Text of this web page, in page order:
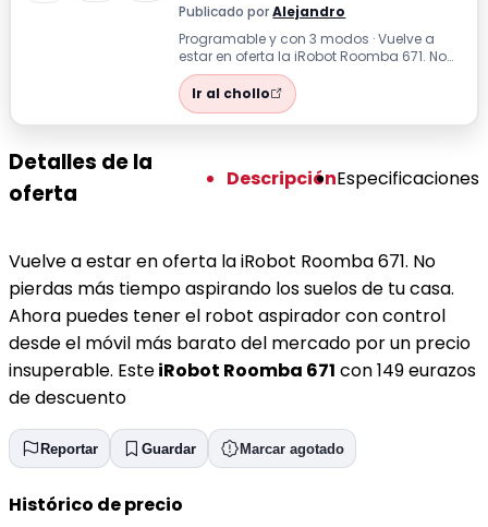
Publicado porAlejandro
Programable y con 3 modos · Vuelve a
estar en oferta la iRobot Roomba 671. No
pierdas más tiempo aspirando los
suelos...
Ir al chollo
Detalles de la
oferta
DescripciónEspecificaciones
Vuelve a estar en oferta la iRobot Roomba 671. No
pierdas más tiempo aspirando los suelos de tu casa.
Ahora puedes tener el robot aspirador con control
desde el móvil más barato del mercado por un precio
insuperable. EsteiRobot Roomba 671 con 149 eurazos
de descuento
Reportar Guardar Marcar agotado
Histórico de precio